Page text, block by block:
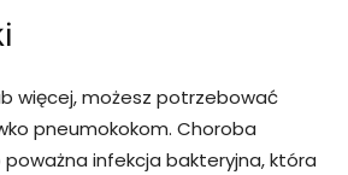
więcej, możesz potrzebować
pneumokokom. Choroba
infekcja bakteryjna, która